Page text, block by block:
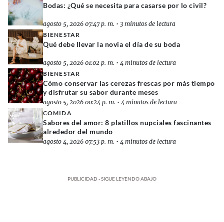
Bodas: ¿Qué se necesita para casarse por lo civil?
agosto 5, 2026 07:47 p. m. • 3 minutos de lectura
BIENESTAR
Qué debe llevar la novia el día de su boda
agosto 5, 2026 01:02 p. m. • 4 minutos de lectura
BIENESTAR
Cómo conservar las cerezas frescas por más tiempo
y disfrutar su sabor durante meses
agosto 5, 2026 00:24 p. m. • 4 minutos de lectura
COMIDA
Sabores del amor: 8 platillos nupciales fascinantes
alrededor del mundo
agosto 4, 2026 07:53 p. m. • 4 minutos de lectura
PUBLICIDAD - SIGUE LEYENDO ABAJO